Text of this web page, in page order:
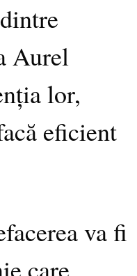
Aurel
lor,
eficient
va fi
care